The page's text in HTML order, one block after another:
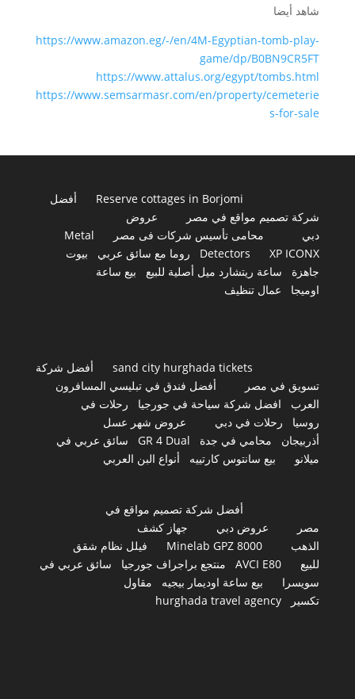
شاهد أيضا
https://www.amazon.eg/-/en/4M-Egyptian-tomb-play-
game/dp/B0BN9CR5FT
https://www.attalus.org/egypt/tombs.html
https://www.semsarmasr.com/en/property/cemeterie
s-for-sale
Reserve cottages in Borjomi
أفضل
شركة تصميم مواقع في مصر
عروض
دبي
محامى تأسيس شركات فى مصر
Metal
Detectors
XP ICONX روما مع سائق عربي
بيوت
جاهزة
ساعة ريتشارد ميل أصلية للبيع
بيع ساعة
اوميجا
عمال تنظيف
sand city hurghada tickets
أفضل شركة
تسويق في مصر
أفضل فندق في تبليسي المسافرون
العرب
افضل شركة سياحة في جورجيا
رحلات في
روسيا
رحلات في دبي
عروض شهر عسل
أذربيجان
محامي في جدة GR 4 Dual
سائق عربي في
ميلانو
بيع سانتوس كارتييه أنواع البن العربي
أفضل شركة تصميم مواقع في
مصر
عروض دبي
جهاز كشف
الذهب
Minelab GPZ 8000
فيلل نظام شقق
للبيع
AVCI E80 منتجع براجراف جورجيا
سائق عربي في
سويسرا
بيع ساعة اوديمار بيجيه
مقاول
تكسير
hurghada travel agency